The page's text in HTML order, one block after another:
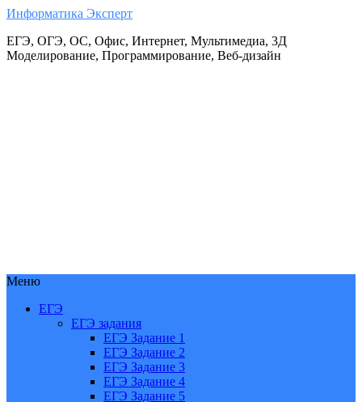
Информатика Эксперт
ЕГЭ, ОГЭ, ОС, Офис, Интернет, Мультимедиа, 3Д
Моделирование, Программирование, Веб-дизайн
Меню
ЕГЭ
ЕГЭ задания
ЕГЭ Задание 1
ЕГЭ Задание 2
ЕГЭ Задание 3
ЕГЭ Задание 4
ЕГЭ Задание 5